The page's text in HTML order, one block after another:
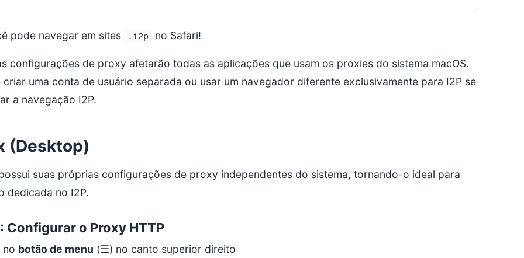
pode navegar em sites .i2p no Safari!
configurações de proxy afetarão todas as aplicações que usam os proxies do sistema macOS.
criar uma conta de usuário separada ou usar um navegador diferente exclusivamente para I2P se
a navegação I2P.
(Desktop)
suas próprias configurações de proxy independentes do sistema, tornando-o ideal para
dedicada no I2P.
Configurar o Proxy HTTP
no botão de menu (☰) no canto superior direito